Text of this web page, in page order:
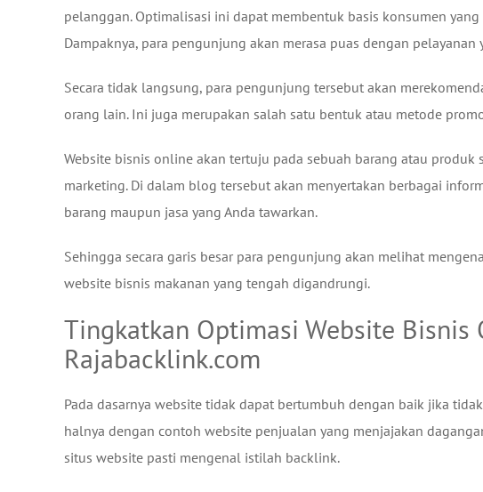
pelanggan. Optimalisasi ini dapat membentuk basis konsumen
Dampaknya, para pengunjung akan merasa puas dengan pelayanan
Secara tidak langsung, para pengunjung tersebut akan
orang lain. Ini juga merupakan salah satu bentuk atau metode
Website bisnis online akan tertuju pada sebuah barang atau
marketing. Di dalam blog tersebut akan menyertakan berbagai
barang maupun jasa yang Anda tawarkan.
Sehingga secara garis besar para pengunjung akan melihat
website bisnis makanan yang tengah digandrungi.
Tingkatkan Optimasi Website Bisnis
Rajabacklink.com
Pada dasarnya website tidak dapat bertumbuh dengan baik jika
halnya dengan contoh website penjualan yang menjajakan
situs website pasti mengenal istilah backlink.